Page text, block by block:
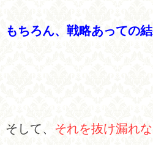
もちろん、戦略あっての結
そして、 それを抜け漏れな